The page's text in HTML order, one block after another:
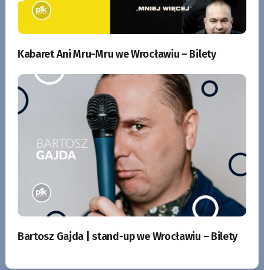
Kabaret Ani Mru-Mru we Wrocławiu – Bilety
Bartosz Gajda | stand-up we Wrocławiu – Bilety